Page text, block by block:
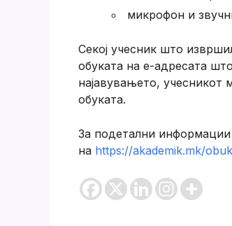
микрофон и
Секој учесник што
обуката на е-адресата
најавувањето, учесникот
обуката.
За подетални
на https://akademik.mk/